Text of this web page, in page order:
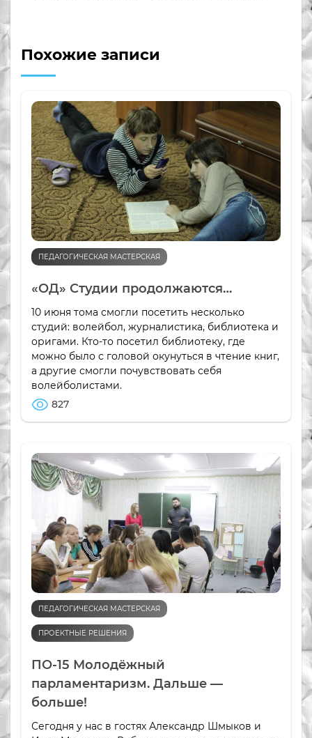
Похожие записи
ПЕДАГОГИЧЕСКАЯ МАСТЕРСКАЯ
«ОД» Студии продолжаются…
10 июня тома смогли посетить несколько
студий: волейбол, журналистика, библиотека и
оригами. Кто-то посетил библиотеку, где
можно было с головой окунуться в чтение книг,
а другие смогли почувствовать себя
волейболистами.
827
ПЕДАГОГИЧЕСКАЯ МАСТЕРСКАЯ
ПРОЕКТНЫЕ РЕШЕНИЯ
ПО-15 Молодёжный
парламентаризм. Дальше —
больше!
Сегодня у нас в гоcтях Александр Шмыков и